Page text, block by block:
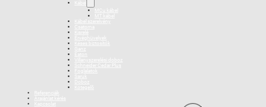
Kábel
MCu kábel
MT kábel
Kábel szerelvény
Csatorna
Kisrelé
Érvéghüvelyek
Késes biztosítók
Ganz
Eaton
Villanyszerelési doboz
Schneider Cedar Plus
Foglalatok
Saruk
Doboz
Kötegelõ
Referenciák
Árajánlat kérés
Kapcsolat